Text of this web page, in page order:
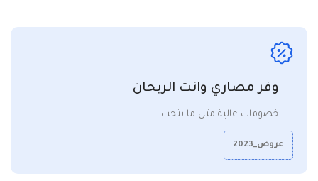
وفر مصاري وانت الربحان
خصومات عالية مثل ما بتحب
عروض_2023